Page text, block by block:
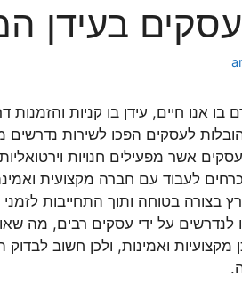
בעידן
בו אנו חיים, עידן בו קניות והזמנות
לעסקים הפכו לשירות נדרשים
אשר מפעילים חנויות
לעבוד עם חברה מקצועית
בצורה בטוחה ותוך התחייבות
לנדרשים על ידי עסקים רבים, מה
מקצועיות ואמינות, ולכן חשוב